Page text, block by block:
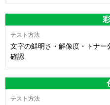
文字の鮮明さ・解像度・トナ
確認